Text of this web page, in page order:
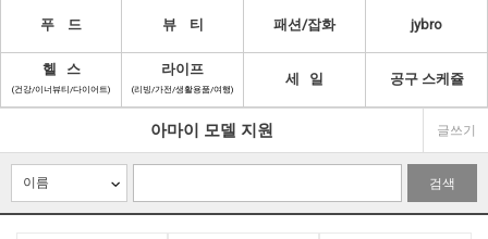
푸 드 뷰 티 패션/잡화 jybro
헬 스
(건강/이너뷰티/다이어트)
라이프
(리빙/가전/생활용품/여행)
세 일 공구 스케쥴
아마이 모델 지원 글쓰기
검색